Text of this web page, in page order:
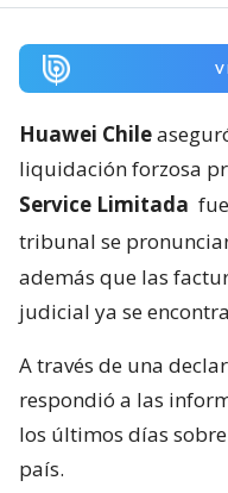
Huawei Chile
liquidación forzosa
Service Limitada
tribunal se
además que las
judicial ya se
A través de una
respondió a las
los últimos días
país.